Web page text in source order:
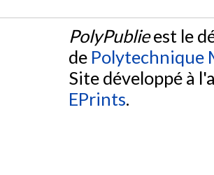
PolyPublieest le
de Polytechnique
Site développé à
EPrints.